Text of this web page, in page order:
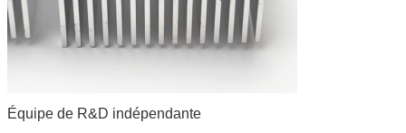
Équipe de R&D indépendante